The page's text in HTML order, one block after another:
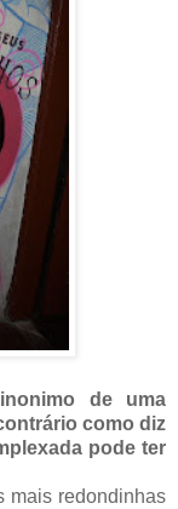
de uma
como diz
pode ter
mais redondinhas